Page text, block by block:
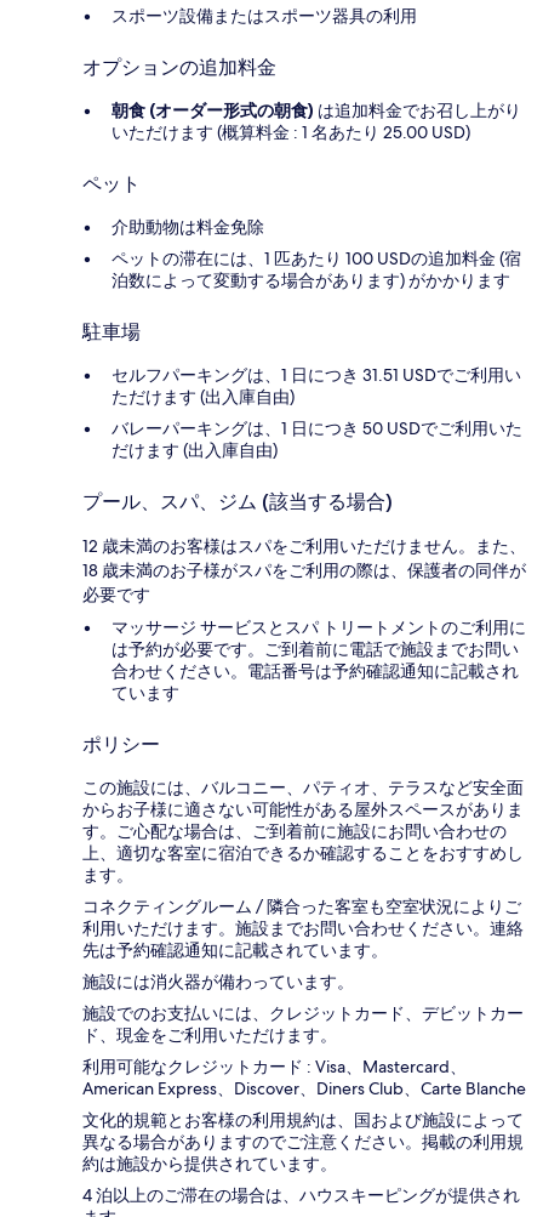
スポーツ設備またはスポーツ器具の利用
オプションの追加料金
朝食 (オーダー形式の朝食) は追加料金でお召し上がり
いただけます (概算料金 : 1 名あたり 25.00 USD)
ペット
介助動物は料金免除
ペットの滞在には、1 匹あたり 100 USDの追加料金 (宿
泊数によって変動する場合があります) がかかります
駐車場
セルフパーキングは、1 日につき 31.51 USDでご利用い
ただけます (出入庫自由)
バレーパーキングは、1 日につき 50 USDでご利用いた
だけます (出入庫自由)
プール、スパ、ジム (該当する場合)
12 歳未満のお客様はスパをご利用いただけません。また、
18 歳未満のお子様がスパをご利用の際は、保護者の同伴が
必要です
マッサージ サービスとスパ トリートメントのご利用に
は予約が必要です。ご到着前に電話で施設までお問い
合わせください。電話番号は予約確認通知に記載され
ています
ポリシー
この施設には、バルコニー、パティオ、テラスなど安全面
からお子様に適さない可能性がある屋外スペースがありま
す。ご心配な場合は、ご到着前に施設にお問い合わせの
上、適切な客室に宿泊できるか確認することをおすすめし
ます。
コネクティングルーム / 隣合った客室も空室状況によりご
利用いただけます。施設までお問い合わせください。連絡
先は予約確認通知に記載されています。
施設には消火器が備わっています。
施設でのお支払いには、クレジットカード、デビットカー
ド、現金をご利用いただけます。
利用可能なクレジットカード : Visa、Mastercard、
American Express、Discover、Diners Club、Carte Blanche
文化的規範とお客様の利用規約は、国および施設によって
異なる場合がありますのでご注意ください。掲載の利用規
約は施設から提供されています。
4 泊以上のご滞在の場合は、ハウスキーピングが提供され